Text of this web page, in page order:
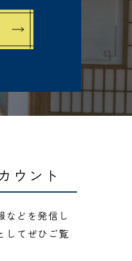
ウント
などを発信し
してぜひご覧